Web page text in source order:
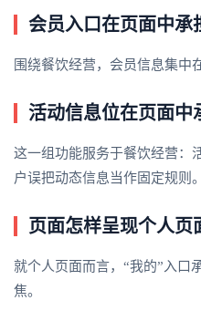
会员入口在页面中承
围绕餐饮经营，会员信息集中
活动信息位在页面中
这一组功能服务于餐饮经营：
户误把动态信息当作固定规则。
页面怎样呈现个人页
就个人页面而言，“我的”入口
焦。